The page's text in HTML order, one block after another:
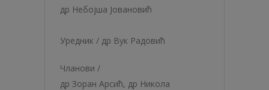
др Небојша Јовановић
Уредник / др Вук Радовић
Чланови /
др Зоран Арсић, др Никола